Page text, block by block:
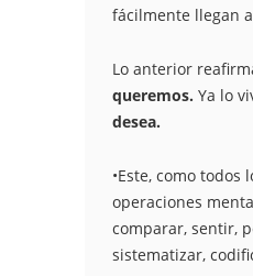
fácilmente llegan
Lo anterior
queremos. Ya lo
desea.
•Este, como
operaciones
comparar, sentir,
sistematizar,